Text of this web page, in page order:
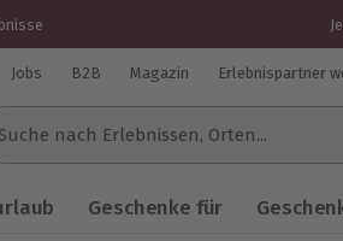
Jobs B2B Magazin Erlebnispartner
nach Erlebnissen...
Geschenke für